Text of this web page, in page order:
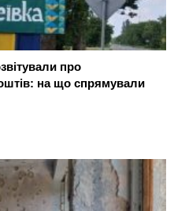
про
на що спрямували